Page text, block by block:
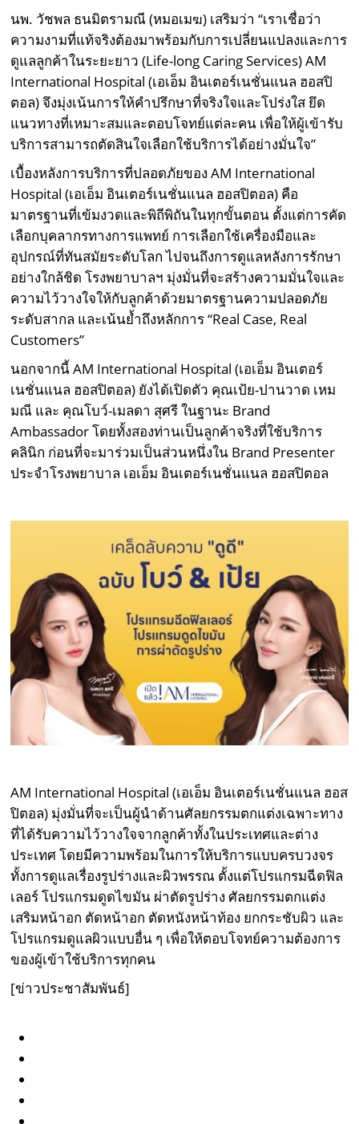
นพ. วัชพล ธนมิตรามณี (หมอเมฆ) เสริมว่า “เราเชื่อว่า
ความงามที่แท้จริงต้องมาพร้อมกับการเปลี่ยนแปลงและการ
ดูแลลูกค้าในระยะยาว (Life-long Caring Services) AM
International Hospital (เอเอ็ม อินเตอร์เนชั่นแนล ฮอสปิ
ตอล) จึงมุ่งเน้นการให้คำปรึกษาที่จริงใจและโปร่งใส ยึด
แนวทางที่เหมาะสมและตอบโจทย์แต่ละคน เพื่อให้ผู้เข้ารับ
บริการสามารถตัดสินใจเลือกใช้บริการได้อย่างมั่นใจ”
เบื้องหลังการบริการที่ปลอดภัยของ AM International
Hospital (เอเอ็ม อินเตอร์เนชั่นแนล ฮอสปิตอล) คือ
มาตรฐานที่เข้มงวดและพิถีพิถันในทุกขั้นตอน ตั้งแต่การคัด
เลือกบุคลากรทางการแพทย์ การเลือกใช้เครื่องมือและ
อุปกรณ์ที่ทันสมัยระดับโลก ไปจนถึงการดูแลหลังการรักษา
อย่างใกล้ชิด โรงพยาบาลฯ มุ่งมั่นที่จะสร้างความมั่นใจและ
ความไว้วางใจให้กับลูกค้าด้วยมาตรฐานความปลอดภัย
ระดับสากล และเน้นย้ำถึงหลักการ “Real Case, Real
Customers”
นอกจากนี้ AM International Hospital (เอเอ็ม อินเตอร์
เนชั่นแนล ฮอสปิตอล) ยังได้เปิดตัว คุณเป้ย-ปานวาด เหม
มณี และ คุณโบว์-เมลดา สุศรี ในฐานะ Brand
Ambassador โดยทั้งสองท่านเป็นลูกค้าจริงที่ใช้บริการ
คลินิก ก่อนที่จะมาร่วมเป็นส่วนหนึ่งใน Brand Presenter
ประจำโรงพยาบาล เอเอ็ม อินเตอร์เนชั่นแนล ฮอสปิตอล
AM International Hospital (เอเอ็ม อินเตอร์เนชั่นแนล ฮอส
ปิตอล) มุ่งมั่นที่จะเป็นผู้นำด้านศัลยกรรมตกแต่งเฉพาะทาง
ที่ได้รับความไว้วางใจจากลูกค้าทั้งในประเทศและต่าง
ประเทศ โดยมีความพร้อมในการให้บริการแบบครบวงจร
ทั้งการดูแลเรื่องรูปร่างและผิวพรรณ ตั้งแต่โปรแกรมฉีดฟิล
เลอร์ โปรแกรมดูดไขมัน ผ่าตัดรูปร่าง ศัลยกรรมตกแต่ง
เสริมหน้าอก ตัดหน้าอก ตัดหนังหน้าท้อง ยกกระชับผิว และ
โปรแกรมดูแลผิวแบบอื่น ๆ เพื่อให้ตอบโจทย์ความต้องการ
ของผู้เข้าใช้บริการทุกคน
[ข่าวประชาสัมพันธ์]